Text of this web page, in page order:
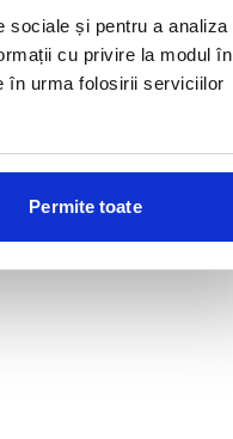
sociale și pentru a analiza
cu privire la modul în
în urma folosirii serviciilor
Permite toate